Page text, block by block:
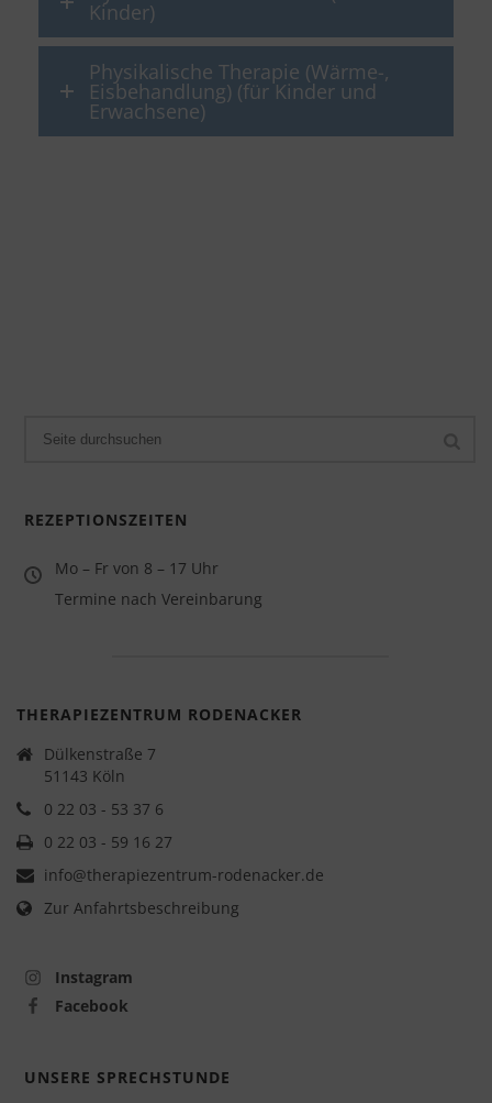
Kinder)
Physikalische Therapie (Wärme-,
Eisbehandlung) (für Kinder und
Erwachsene)
REZEPTIONSZEITEN
Mo – Fr von 8 – 17 Uhr
Termine nach Vereinbarung
THERAPIEZENTRUM RODENACKER
Dülkenstraße 7
51143 Köln
0 22 03 - 53 37 6
0 22 03 - 59 16 27
info@therapiezentrum-rodenacker.de
Zur Anfahrtsbeschreibung
Instagram
Facebook
UNSERE SPRECHSTUNDE